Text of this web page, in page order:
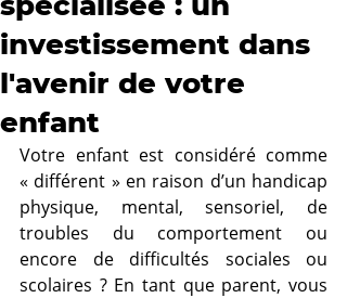
investissement dans
l'avenir de votre
enfant
Votre enfant est considéré comme
« différent » en raison d’un handicap
physique, mental, sensoriel, de
troubles du comportement ou
encore de difficultés sociales ou
scolaires ? En tant que parent, vous